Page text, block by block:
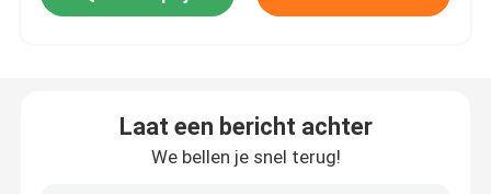
Band met drie wielen
Laat een bericht achter
We bellen je snel terug!